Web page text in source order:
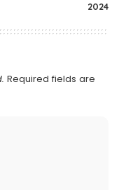
2024
Required fields are